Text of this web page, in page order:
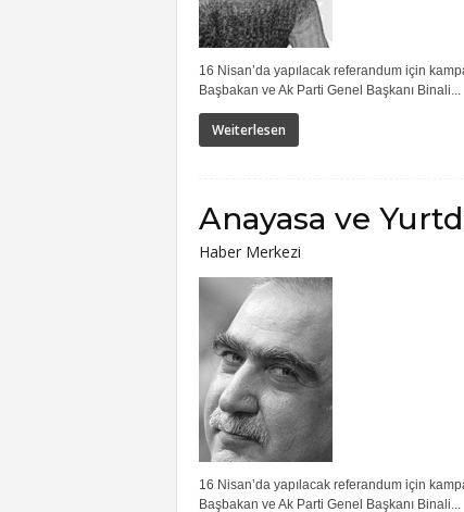
16 Nisan’da yapılacak referandum için
Başbakan ve Ak Parti Genel Başkanı Binali...
Weiterlesen
Anayasa ve
Haber Merkezi
16 Nisan’da yapılacak referandum için
Başbakan ve Ak Parti Genel Başkanı Binali...